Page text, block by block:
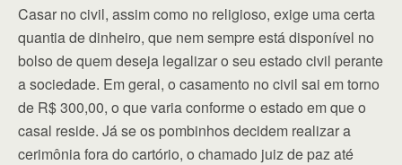
Casar no civil, assim como no religioso, exige uma certa
quantia de dinheiro, que nem sempre está disponível no
bolso de quem deseja legalizar o seu estado civil perante
a sociedade. Em geral, o casamento no civil sai em torno
de R$ 300,00, o que varia conforme o estado em que o
casal reside. Já se os pombinhos decidem realizar a
cerimônia fora do cartório, o chamado juiz de paz até